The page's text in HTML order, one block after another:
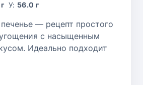
У: 56.0 г
— рецепт простого
с насыщенным
Идеально подходит